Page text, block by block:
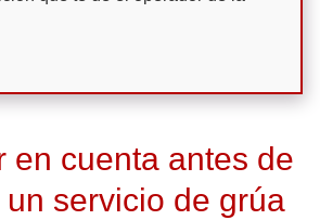
en cuenta antes de
servicio de grúa